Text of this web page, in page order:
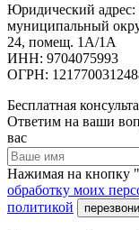
Юридический адрес:
муниципальный
24, помещ. 1А/1А
ИНН: 9704075993
ОГРН:
Бесплатная
Ответим на ваши
вас
Нажимая на кнопку
обработку моих
политикой